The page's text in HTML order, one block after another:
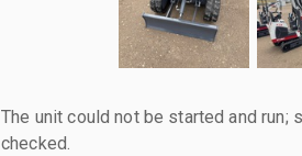
The unit could not be started and run;
checked.